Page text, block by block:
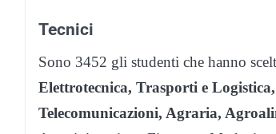
Tecnici
Sono 3452 gli studenti che hanno
Elettrotecnica, Trasporti e
Telecomunicazioni, Agraria,